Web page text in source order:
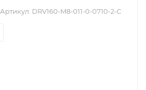
Артикул: DRV160-M8-011-0-0710-2-C